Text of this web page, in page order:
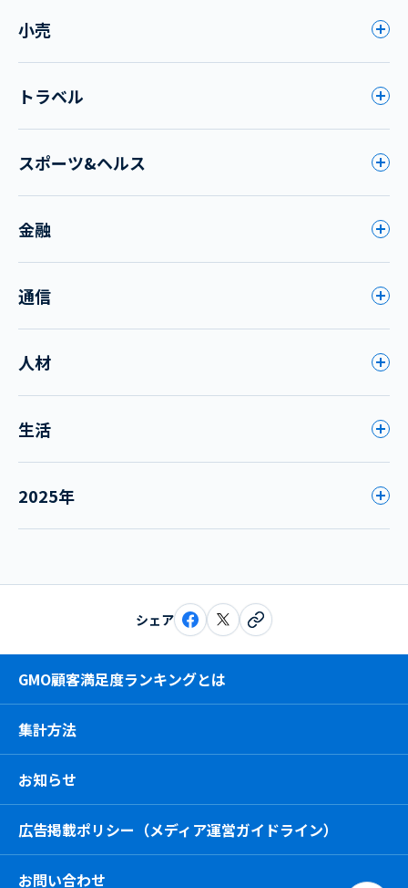
小売
トラベル
スポーツ&ヘルス
金融
通信
人材
生活
2025年
シェア
GMO顧客満足度ランキングとは
集計方法
お知らせ
広告掲載ポリシー（メディア運営ガイドライン）
お問い合わせ